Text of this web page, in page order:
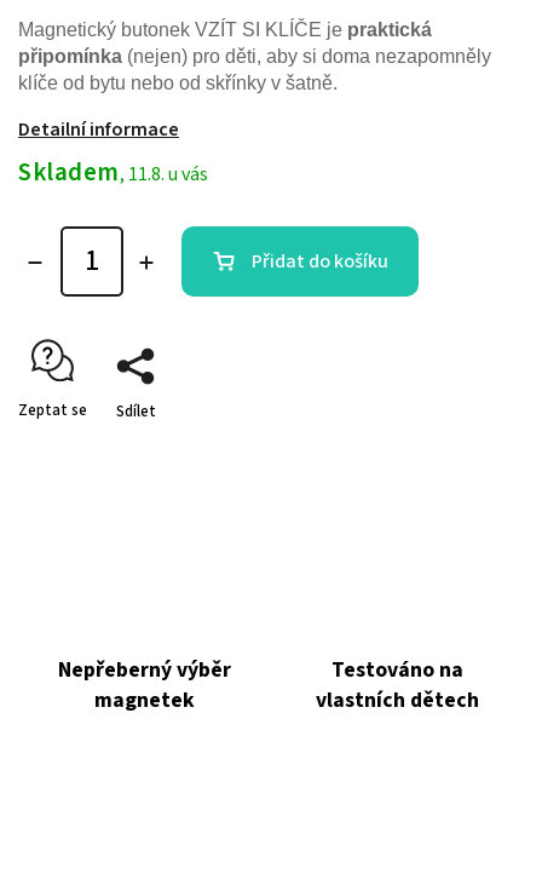
Magnetický butonek VZÍT SI KLÍČE je praktická
připomínka (nejen) pro děti, aby si doma nezapomněly
klíče od bytu nebo od skřínky v šatně.
Detailní informace
Skladem, 11.8. u vás
Přidat do košíku
Zeptat se Sdílet
Nepřeberný výběr
magnetek
Testováno na
vlastních dětech